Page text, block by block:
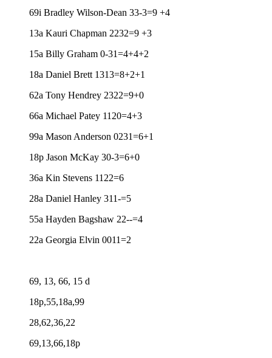
69i Bradley Wilson-Dean 33-3=9 +4
13a Kauri Chapman 2232=9 +3
15a Billy Graham 0-31=4+4+2
18a Daniel Brett 1313=8+2+1
62a Tony Hendrey 2322=9+0
66a Michael Patey 1120=4+3
99a Mason Anderson 0231=6+1
18p Jason McKay 30-3=6+0
36a Kin Stevens 1122=6
28a Daniel Hanley 311-=5
55a Hayden Bagshaw 22--=4
22a Georgia Elvin 0011=2
69, 13, 66, 15 d
18р,55,18а,99
28,62,36,22
69,13,66,18р